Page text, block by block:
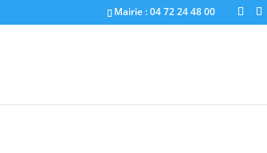
Mairie : 04 72 24 48 00